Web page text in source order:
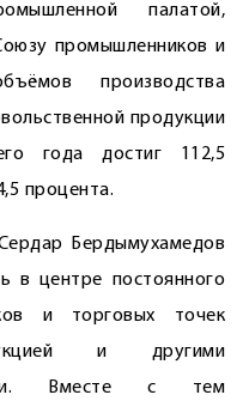
палатой,
промышленников и
производства
продукции
года достиг 112,5
процента.
Бердымухамедов
в центре постоянного
и торговых точек
и другими
Вместе с тем